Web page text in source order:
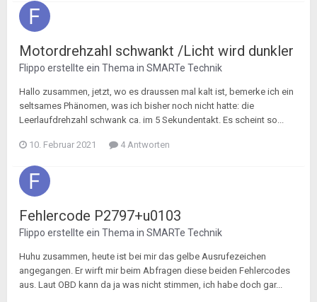
Motordrehzahl schwankt /Licht wird dunkler
Flippo erstellte ein Thema in SMARTe Technik
Hallo zusammen, jetzt, wo es draussen mal kalt ist, bemerke ich ein
seltsames Phänomen, was ich bisher noch nicht hatte: die
Leerlaufdrehzahl schwank ca. im 5 Sekundentakt. Es scheint so...
10. Februar 2021 4 Antworten
Fehlercode P2797+u0103
Flippo erstellte ein Thema in SMARTe Technik
Huhu zusammen, heute ist bei mir das gelbe Ausrufezeichen
angegangen. Er wirft mir beim Abfragen diese beiden Fehlercodes
aus. Laut OBD kann da ja was nicht stimmen, ich habe doch gar...